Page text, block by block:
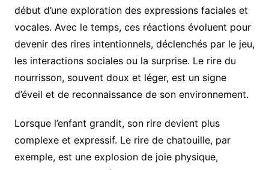
début d’une exploration des expressions faciales et
vocales. Avec le temps, ces réactions évoluent pour
devenir des rires intentionnels, déclenchés par le jeu,
les interactions sociales ou la surprise. Le rire du
nourrisson, souvent doux et léger, est un signe
d’éveil et de reconnaissance de son environnement.
Lorsque l’enfant grandit, son rire devient plus
complexe et expressif. Le rire de chatouille, par
exemple, est une explosion de joie physique,